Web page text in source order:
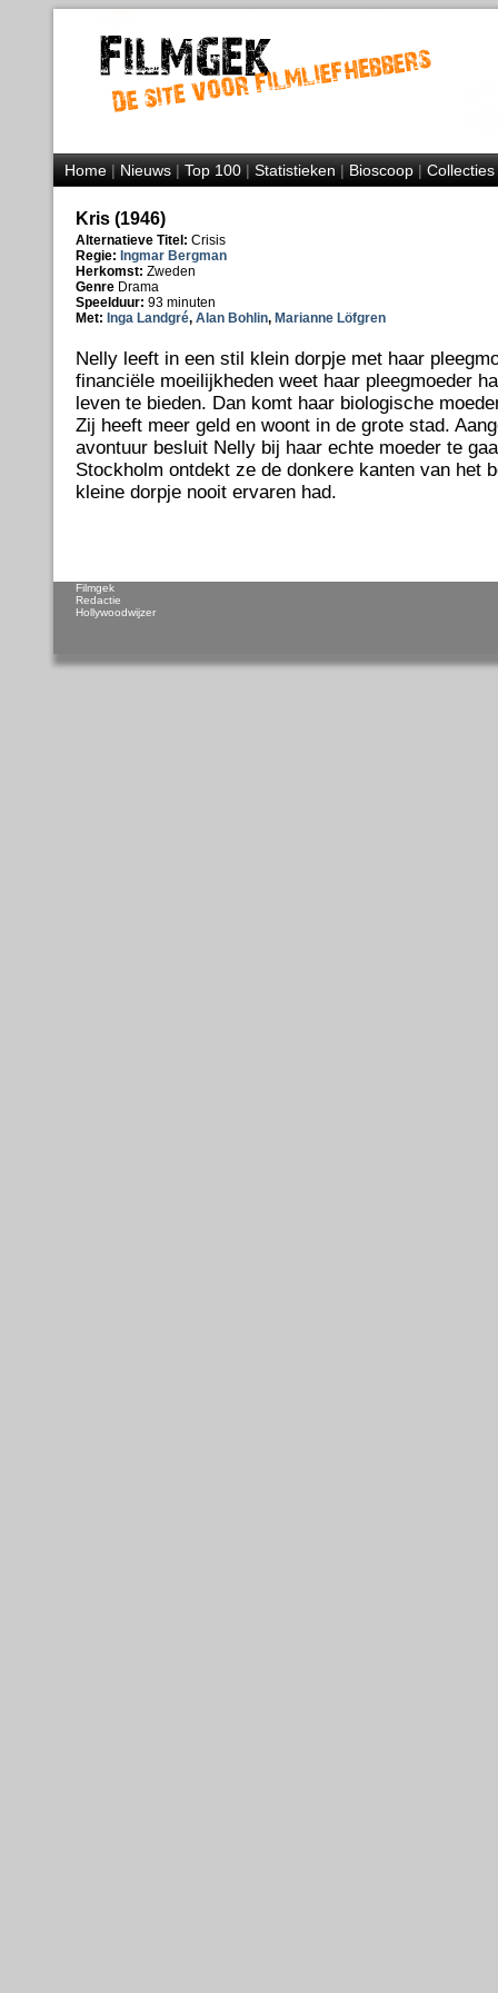
Home|Nieuws|Top 100|Statistieken|Bioscoop|Collecties
Kris (1946)
Alternatieve Titel: Crisis
Regie: Ingmar Bergman
Herkomst: Zweden
Genre Drama
Speelduur: 93 minuten
Met: Inga Landgré, Alan Bohlin, Marianne Löfgren
Nelly leeft in een stil klein dorpje met haar
financiële moeilijkheden weet haar pleegmoeder
leven te bieden. Dan komt haar biologische
Zij heeft meer geld en woont in de grote stad.
avontuur besluit Nelly bij haar echte moeder te
Stockholm ontdekt ze de donkere kanten van het
kleine dorpje nooit ervaren had.
Filmgek
Redactie
Hollywoodwijzer